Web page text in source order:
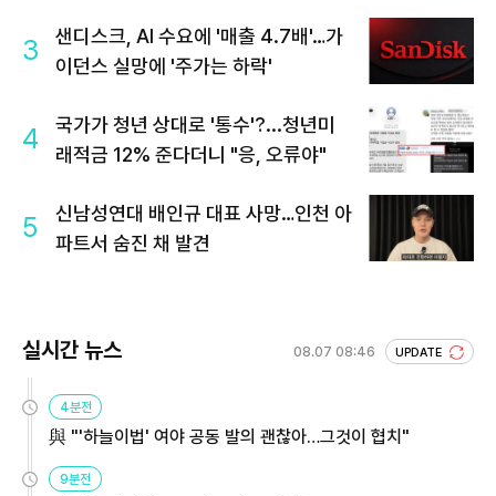
3
샌디스크, AI 수요에 '매출 4.7배'…가
이던스 실망에 '주가는 하락'
4
국가가 청년 상대로 '통수'?...청년미
래적금 12% 준다더니 "응, 오류야"
5
신남성연대 배인규 대표 사망…인천 아
파트서 숨진 채 발견
실시간 뉴스 08.07 08:46 UPDATE
4분전
與 "'하늘이법' 여야 공동 발의 괜찮아…그것이 협치"
9분전